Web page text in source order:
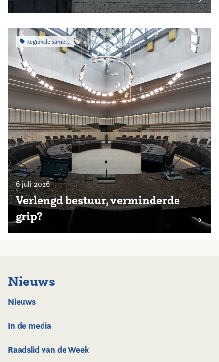
Regionale samenwerking
6 juli 2026
Verlengd bestuur, verminderde
grip?
Nieuws
Nieuws
In de media
Raadslid van de Week